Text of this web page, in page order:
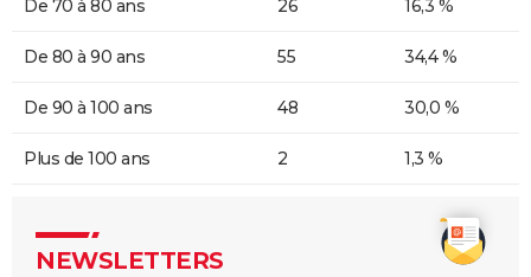
De 70 à 80 ans 26 16,3 %
De 80 à 90 ans 55 34,4 %
De 90 à 100 ans 48 30,0 %
Plus de 100 ans 2 1,3 %
NEWSLETTERS